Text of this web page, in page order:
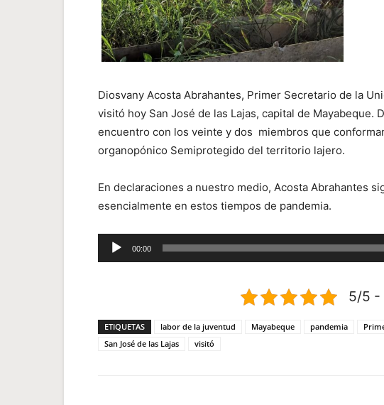
Diosvany Acosta Abrahantes, Primer Secretario de la
visitó hoy San José de las Lajas, capital de Mayabeque.
encuentro con los veinte y dos miembros que
organopónico Semiprotegido del territorio lajero.
En declaraciones a nuestro medio, Acosta Abrahantes
esencialmente en estos tiempos de pandemia.
Reproductor
de
00:00
5/5 -
ETIQUETAS labor de la juventud Mayabeque pandemia
San José de las Lajas
visitó